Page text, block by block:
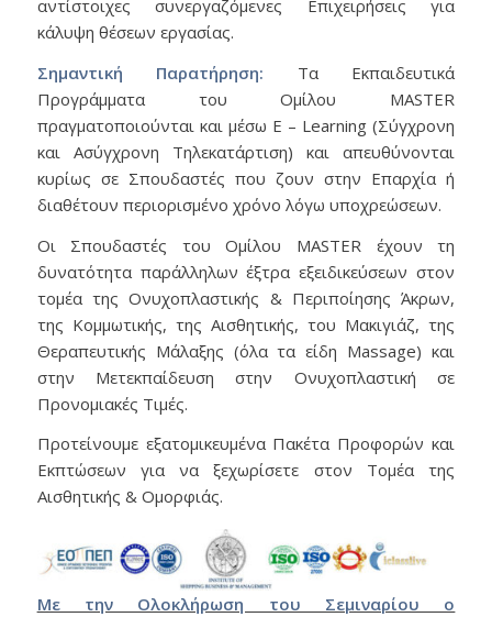
αντίστοιχες συνεργαζόμενες Επιχειρήσεις για
κάλυψη θέσεων εργασίας.
Σημαντική Παρατήρηση: Τα Εκπαιδευτικά
Προγράμματα του Ομίλου MASTER
πραγματοποιούνται και μέσω E – Learning (Σύγχρονη
και Ασύγχρονη Τηλεκατάρτιση) και απευθύνονται
κυρίως σε Σπουδαστές που ζουν στην Επαρχία ή
διαθέτουν περιορισμένο χρόνο λόγω υποχρεώσεων.
Οι Σπουδαστές του Ομίλου MASTER έχουν τη
δυνατότητα παράλληλων έξτρα εξειδικεύσεων στον
τομέα της Ονυχοπλαστικής & Περιποίησης Άκρων,
της Κομμωτικής, της Αισθητικής, του Μακιγιάζ, της
Θεραπευτικής Μάλαξης (όλα τα είδη Massage) και
στην Μετεκπαίδευση στην Ονυχοπλαστική σε
Προνομιακές Τιμές.
Προτείνουμε εξατομικευμένα Πακέτα Προφορών και
Εκπτώσεων για να ξεχωρίσετε στον Τομέα της
Αισθητικής & Ομορφιάς.
Με την Ολοκλήρωση του Σεμιναρίου ο